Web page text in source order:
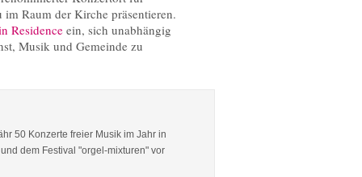
Raum der Kirche präsentieren.
Residence ein, sich unabhängig
Musik und Gemeinde zu
50 Konzerte freier Musik im Jahr in
dem Festival "orgel-mixturen" vor